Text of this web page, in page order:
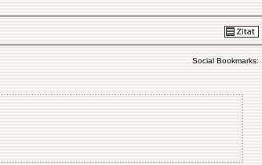
Social Bookmarks: